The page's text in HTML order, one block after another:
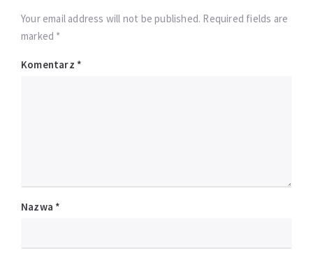
Your email address will not be published. Required fields are
marked *
Komentarz *
Nazwa *